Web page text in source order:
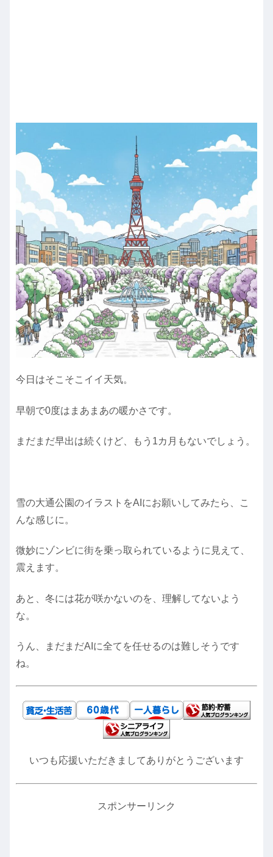
今日はそこそこイイ天気。
早朝で0度はまあまあの暖かさです。
まだまだ早出は続くけど、もう1カ月もないでしょう。
雪の大通公園のイラストをAIにお願いしてみたら、こ
んな感じに。
微妙にゾンビに街を乗っ取られているように見えて、
震えます。
あと、冬には花が咲かないのを、理解してないよう
な。
うん、まだまだAIに全てを任せるのは難しそうです
ね。
いつも応援いただきましてありがとうございます
スポンサーリンク